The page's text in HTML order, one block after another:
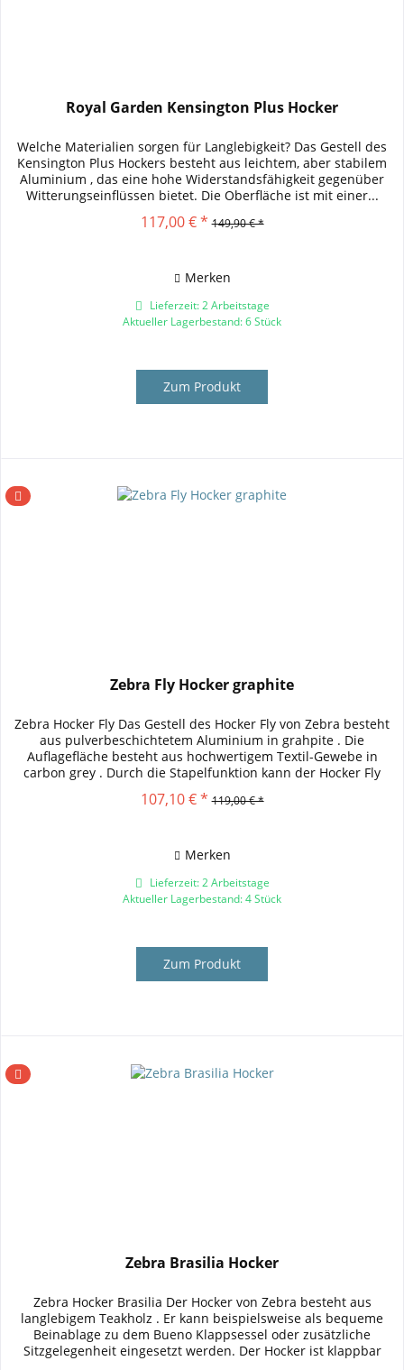
Royal Garden Kensington Plus Hocker
Welche Materialien sorgen für Langlebigkeit? Das Gestell des
Kensington Plus Hockers besteht aus leichtem, aber stabilem
Aluminium , das eine hohe Widerstandsfähigkeit gegenüber
Witterungseinflüssen bietet. Die Oberfläche ist mit einer...
117,00 € * 149,90 € *
Merken
Lieferzeit: 2 Arbeitstage
Aktueller Lagerbestand: 6 Stück
Zum Produkt
Zebra Fly Hocker graphite
Zebra Hocker Fly Das Gestell des Hocker Fly von Zebra besteht
aus pulverbeschichtetem Aluminium in grahpite . Die
Auflagefläche besteht aus hochwertigem Textil-Gewebe in
carbon grey . Durch die Stapelfunktion kann der Hocker Fly
von...
107,10 € * 119,00 € *
Merken
Lieferzeit: 2 Arbeitstage
Aktueller Lagerbestand: 4 Stück
Zum Produkt
Zebra Brasilia Hocker
Zebra Hocker Brasilia Der Hocker von Zebra besteht aus
langlebigem Teakholz . Er kann beispielsweise als bequeme
Beinablage zu dem Bueno Klappsessel oder zusätzliche
Sitzgelegenheit eingesetzt werden. Der Hocker ist klappbar